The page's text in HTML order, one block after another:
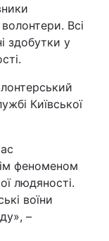
волонтери. Всі
здобутки у
Київської
феноменом
людяності.
воїни
–